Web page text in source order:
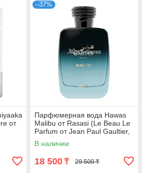
от
–37%
Парфюмерная вода Hawas
Malibu от Rasasi (Le Beau Le
Parfum от Jean Paul Gaultier,
100 мл)
В наличии
18 500 ₸ 29 500 ₸